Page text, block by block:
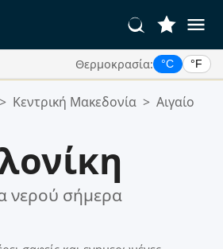
Θερμοκρασία: °C °F
Τοποθεσίες:
είναι άδεια.
> Κεντρική Μακεδονία > Αιγαίο
νερού σήμερα